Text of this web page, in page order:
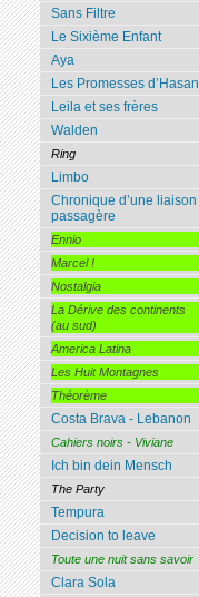
Sans Filtre
Le Sixième Enfant
Aya
Les Promesses d’Hasan
Leila et ses frères
Walden
Ring
Limbo
Chronique d’une liaison
passagère
Ennio
Marcel !
Nostalgia
La Dérive des continents
(au sud)
America Latina
Les Huit Montagnes
Théorème
Costa Brava - Lebanon
Cahiers noirs - Viviane
Ich bin dein Mensch
The Party
Tempura
Decision to leave
Toute une nuit sans savoir
Clara Sola